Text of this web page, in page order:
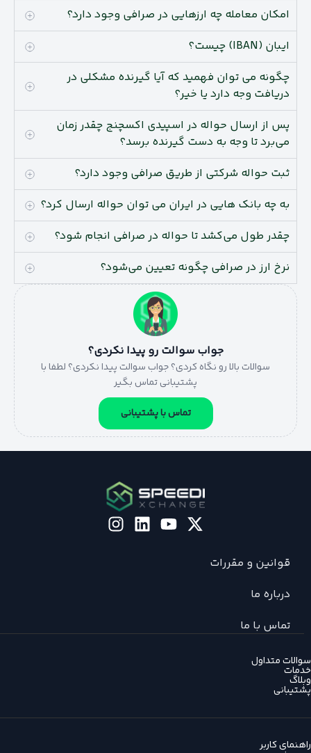
امکان معامله چه ارزهایی در صرافی وجود دارد؟
ایبان (IBAN) چیست؟
چگونه می توان فهمید که آیا گیرنده مشکلی در
دریافت وجه دارد یا خیر؟
پس از ارسال حواله در اسپیدی اکسچنج چقدر زمان
می‌برد تا وجه به دست گیرنده برسد؟
ثبت حواله شرکتی از طریق صرافی وجود دارد؟
به چه بانک هایی در ایران می توان حواله ارسال کرد؟
چقدر طول می‌کشد تا حواله در صرافی انجام شود؟
نرخ ارز در صرافی چگونه تعیین می‌شود؟
جواب سوالت رو پیدا نکردی؟
سوالات بالا رو نگاه کردی؟ جواب سوالت پیدا نکردی؟ لطفا با
پشتیبانی تماس بگیر
تماس با پشتیبانی
قوانین و مقررات
درباره ما
تماس با ما
سوالات متداول
خدمات
وبلاگ
پشتیبانی
راهنمای کاربر